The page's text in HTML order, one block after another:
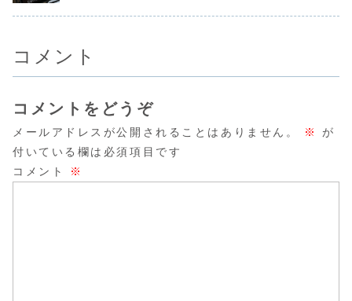
コメント
コメントをどうぞ
メールアドレスが公開されることはありません。 ※
が
付いている欄は必須項目です
コメント
※